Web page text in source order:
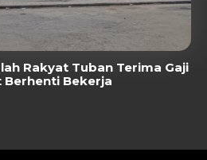
Rakyat Tuban Terima Gaji
Berhenti Bekerja